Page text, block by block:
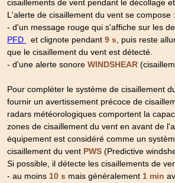
cisaillements de vent pendant le décollage
L'alerte de cisaillement du vent se compose :
- d'un message rouge qui s'affiche sur les
PFD
et clignote pendant9 s
, puis reste
que le cisaillement du vent est détecté.
- d'une alerte sonoreWINDSHEAR
Pour compléter le système de cisaillement
fournir un avertissement précoce de
radars météorologiques comportent la
zones de cisaillement du vent en avant de
équipement est considéré comme un
cisaillement du vent PWS (Predictive
Si possible, il détecte les cisaillements de
- au moins 10 s mais généralement 1 min